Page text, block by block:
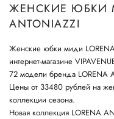
ЖЕНСКИЕ ЮБКИ
ANTONIAZZI
Женские юбки миди
интернет-магазине
72 модели бренда LORENA
Цены от 33480 рублей на
коллекции сезона.
Новая коллекция LORENA